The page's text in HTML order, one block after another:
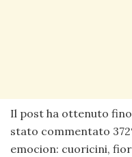
Il post ha ottenuto
stato commentato
emocion: cuoricini,